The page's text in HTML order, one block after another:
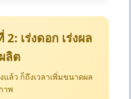
เร่งดอก เร่งผล
ลิต
แล้ว ก็ถึงเวลาเพิ่มขนาดผล
าพ